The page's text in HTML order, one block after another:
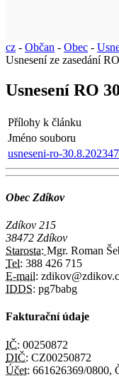
cz - Občan - Obec -
Usnesení ze zasedání RO
Usnesení RO
Přílohy k článku
Jméno souboru
usneseni-ro-
Obec Zdíkov
Zdíkov 215
38472 Zdíkov
Starosta: Mgr. Roman
Tel: 388 426 715
E-mail:
IDDS: pg7babg
Fakturační údaje
IČ: 00250872
DIČ: CZ00250872
Účet: 661626369/0800,